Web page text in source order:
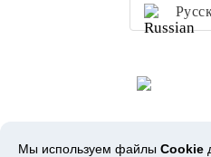
Мы используем файлы Cookie